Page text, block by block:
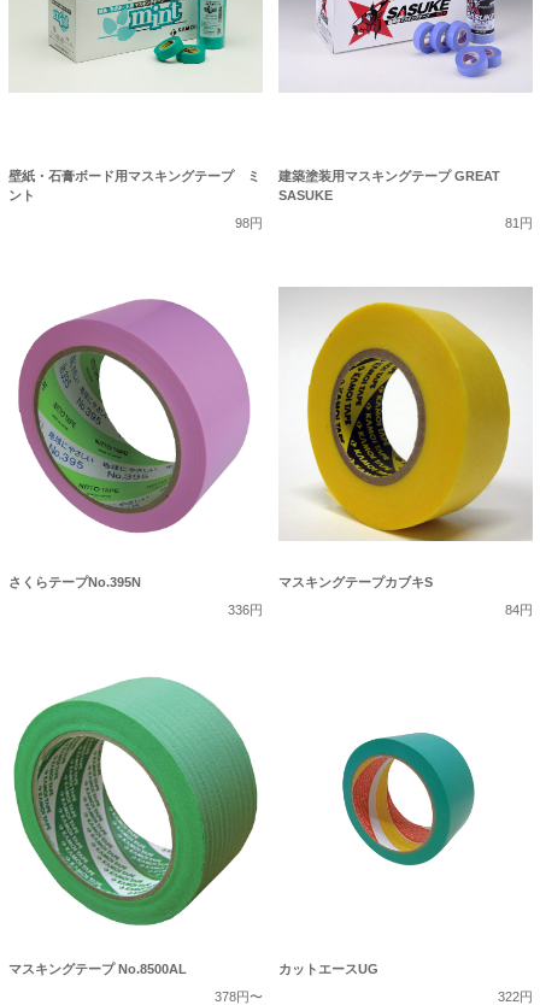
壁紙・石膏ボード用マスキングテープ ミ
ント
98円
建築塗装用マスキングテープ GREAT
SASUKE
81円
さくらテープNo.395N
336円
マスキングテープカブキS
84円
マスキングテープ No.8500AL
378円〜
カットエースUG
322円